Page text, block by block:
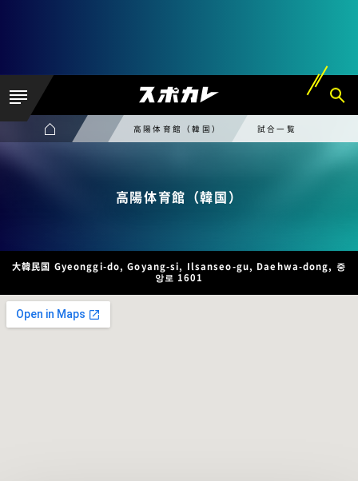
高陽体育館（韓国） 試合一覧
高陽体育館（韓国）
大韓民国 Gyeonggi-do, Goyang-si, Ilsanseo-gu, Daehwa-dong, 중
앙로 1601